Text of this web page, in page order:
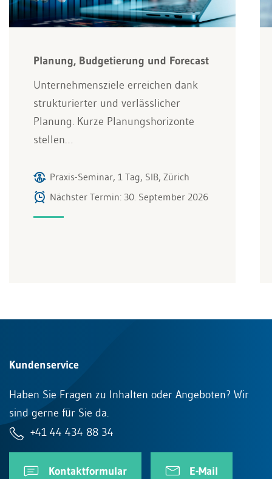
Planung, Budgetierung und Forecast
Unternehmensziele erreichen dank
strukturierter und verlässlicher
Planung. Kurze Planungshorizonte
stellen…
Praxis-Seminar, 1 Tag, SIB, Zürich
Nächster Termin: 30. September 2026
Kundenservice
Haben Sie Fragen zu Inhalten oder Angeboten? Wir
sind gerne für Sie da.
+41 44 434 88 34
Kontaktformular E-Mail